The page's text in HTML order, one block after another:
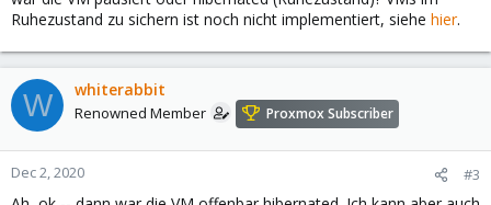
Ruhezustand zu sichern ist noch nicht implementiert, siehe hier.
W whiterabbit
Renowned Member Proxmox Subscriber
Dec 2, 2020 #3